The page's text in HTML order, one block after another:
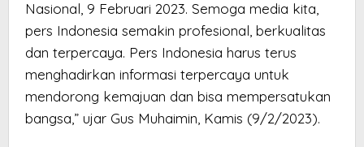
Nasional, 9 Februari 2023. Semoga media kita,
pers Indonesia semakin profesional, berkualitas
dan terpercaya. Pers Indonesia harus terus
menghadirkan informasi terpercaya untuk
mendorong kemajuan dan bisa mempersatukan
bangsa,” ujar Gus Muhaimin, Kamis (9/2/2023).